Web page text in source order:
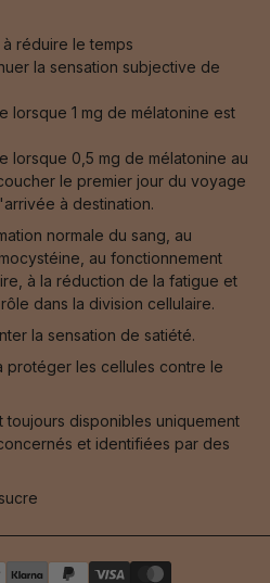
réduire le temps
la sensation subjective de
lorsque 1 mg de mélatonine est
lorsque 0,5 mg de mélatonine au
le premier jour du voyage
à destination.
normale du sang, au
au fonctionnement
à la réduction de la fatigue et
dans la division cellulaire.
la sensation de satiété.
protéger les cellules contre le
toujours disponibles uniquement
et identifiées par des